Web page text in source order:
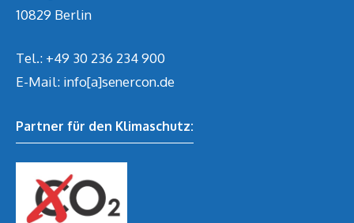
10829 Berlin
Tel.: +49 30 236 234 900
E-Mail: info[a]senercon.de
Partner für den Klimaschutz: